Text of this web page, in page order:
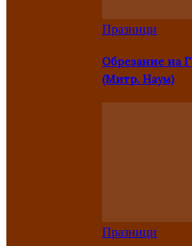
Празници
Oбрезание на
(Митр. Наум)
Празници